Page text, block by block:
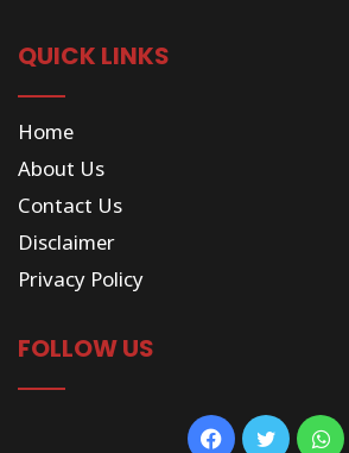
QUICK LINKS
Home
About Us
Contact Us
Disclaimer
Privacy Policy
FOLLOW US
Facebook
Twitter